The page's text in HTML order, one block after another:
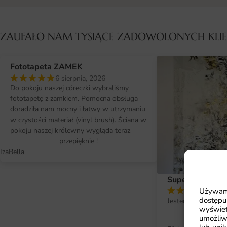
ZAUFAŁO NAM TYSIĄCE ZADOWOLONYCH
Fototapeta ZAMEK
6 sierpnia, 2026
Do pokoju naszej córeczki wybraliśmy
fototapetę z zamkiem. Pomocna obsługa
doradziła nam mocny i łatwy w utrzymaniu
w czystości materiał (vinyl brush). Ściana w
pokoju naszej królewny wygląda teraz
przepięknie !
IzaBella
Super efekt !
2
Jestem bardzo